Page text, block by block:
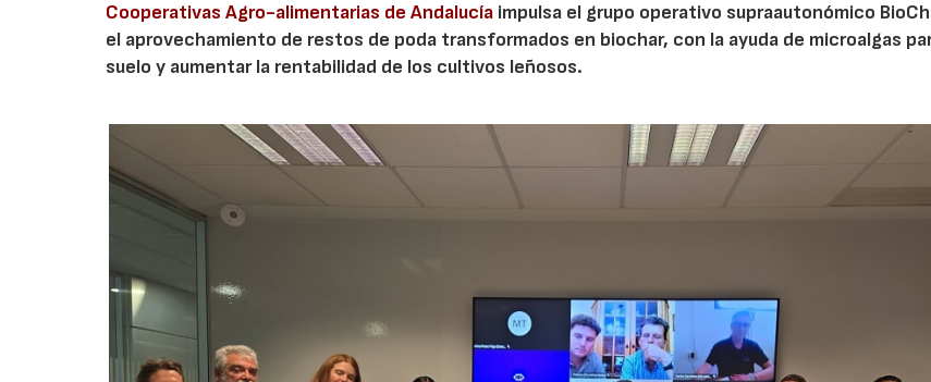
Cooperativas Agro-alimentarias de Andalucía impulsa el grupo operativo supraautonómico
el aprovechamiento de restos de poda transformados en biochar, con la ayuda de microalgas
suelo y aumentar la rentabilidad de los cultivos leñosos.